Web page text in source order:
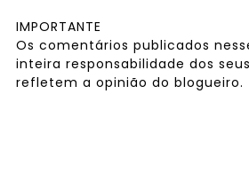
IMPORTANTE
Os comentários publicados
inteira responsabilidade dos
refletem a opinião do blogueiro.